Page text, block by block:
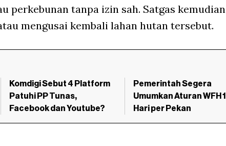
perkebunan tanpa izin sah. Satgas kemudian
mengusai kembali lahan hutan tersebut.
Komdigi Sebut 4 Platform
Patuhi PP Tunas,
Facebook dan Youtube?
Pemerintah Segera
Umumkan Aturan WFH 1
Hari per Pekan